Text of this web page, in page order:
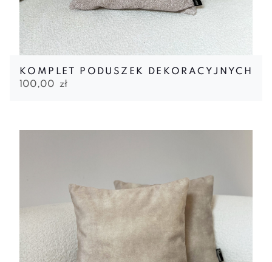
KOMPLET PODUSZEK DEKORACYJNYCH
100,00 zł